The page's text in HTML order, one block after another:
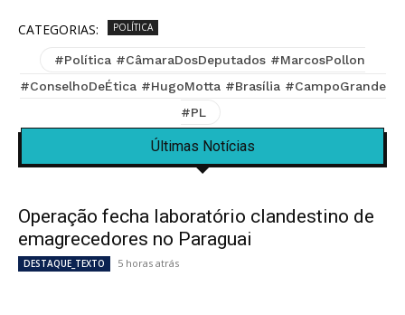
CATEGORIAS: POLÍTICA
#Política #CâmaraDosDeputados #MarcosPollon
#ConselhoDeÉtica #HugoMotta #Brasília #CampoGrande
#PL
Últimas Notícias
Operação fecha laboratório clandestino de
emagrecedores no Paraguai
DESTAQUE_TEXTO 5 horas atrás